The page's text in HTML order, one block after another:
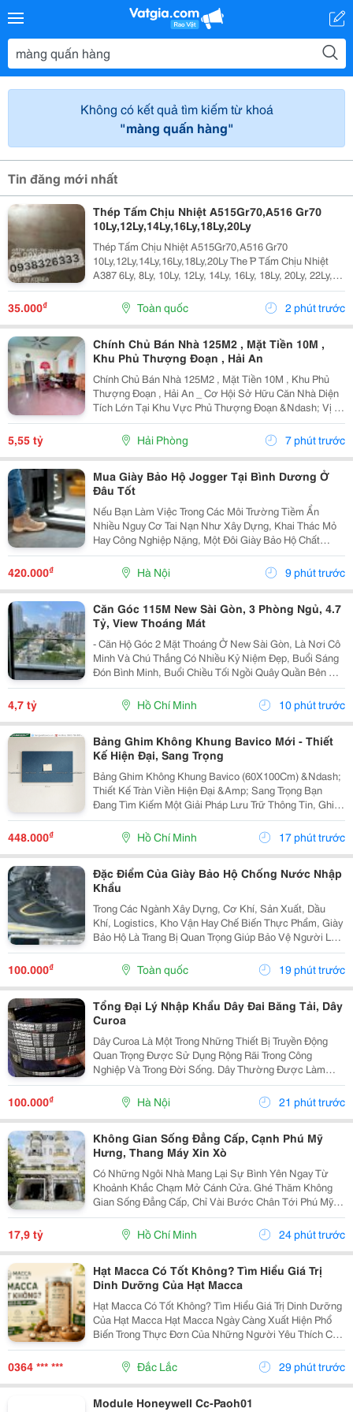
Không có kết quả tìm kiếm từ khoá
"màng quấn hàng"
Tin đăng mới nhất
Thép Tấm Chịu Nhiệt A515Gr70,A516 Gr70
10Ly,12Ly,14Ly,16Ly,18Ly,20Ly
Thép Tấm Chịu Nhiệt A515Gr70,A516 Gr70
10Ly,12Ly,14Ly,16Ly,18Ly,20Ly The ́P Tấm Chịu Nhiệt
A387 6Ly, 8Ly, 10Ly, 12Ly, 14Ly, 16Ly, 18Ly, 20Ly, 22Ly,
25Ly, 30Ly, 35Ly Thép Tấm Chịu Nhiệt ,16Mo3,13Crmo
4-5 A515 Gr70 A387 6Ly, 8Ly,...
35.000₫ Toàn quốc 2 phút trước
Chính Chủ Bán Nhà 125M2 , Mặt Tiền 10M ,
Khu Phủ Thượng Đoạn , Hải An
Chính Chủ Bán Nhà 125M2 , Mặt Tiền 10M , Khu Phủ
Thượng Đoạn , Hải An _ Cơ Hội Sở Hữu Căn Nhà Diện
Tích Lớn Tại Khu Vực Phủ Thượng Đoạn &Ndash; Vị Trí
Đẹp, Ngõ Rộng, Ô Tô Chỉ Cách Nhà Vài Bước Chân.
Phù Hợp An Cư Hoặc Đầu Tư Lâu Dài. * Thông Tin...
5,55 tỷ Hải Phòng 7 phút trước
Mua Giày Bảo Hộ Jogger Tại Bình Dương Ở
Đâu Tốt
Nếu Bạn Làm Việc Trong Các Môi Trường Tiềm Ẩn
Nhiều Nguy Cơ Tai Nạn Như Xây Dựng, Khai Thác Mỏ
Hay Công Nghiệp Nặng, Một Đôi Giày Bảo Hộ Chất
Lượng Là Trang Bị Không Thể Thiếu Để Bảo Vệ Đôi
Chân. Safety Jogger Là Thương Hiệu Giày Bảo Hộ Nổi
Tiếng Với...
420.000₫ Hà Nội 9 phút trước
Căn Góc 115M New Sài Gòn, 3 Phòng Ngủ, 4.7
Tỷ, View Thoáng Mát
- Căn Hộ Góc 2 Mặt Thoáng Ở New Sài Gòn, Là Nơi Cô
Minh Và Chú Thắng Có Nhiều Kỷ Niệm Đẹp, Buổi Sáng
Đón Bình Minh, Buổi Chiều Tối Ngồi Quây Quần Bên Gia
Đình. Nay Chuẩn Bị Sang Ở Căn Biệt Thự Nên Đành
Gửi Gắm Căn Hộ Này Lại Với Giá 4.7 Tỷ - Căn Hộ...
4,7 tỷ Hồ Chí Minh 10 phút trước
Bảng Ghim Không Khung Bavico Mới - Thiết
Kế Hiện Đại, Sang Trọng
Bảng Ghim Không Khung Bavico (60X100Cm) &Ndash;
Thiết Kế Tràn Viền Hiện Đại &Amp; Sang Trọng Bạn
Đang Tìm Kiếm Một Giải Pháp Lưu Trữ Thông Tin, Ghi
Chú Công Việc Vừa Tiện Lợi Vừa Nâng Tầm Thẩm Mỹ
Cho Không Gian Sống Và Làm Việc? Bảng Ghim
Không...
448.000₫ Hồ Chí Minh 17 phút trước
Đặc Điểm Của Giày Bảo Hộ Chống Nước Nhập
Khẩu
Trong Các Ngành Xây Dựng, Cơ Khí, Sản Xuất, Dầu
Khí, Logistics, Kho Vận Hay Chế Biến Thực Phẩm, Giày
Bảo Hộ Là Trang Bị Quan Trọng Giúp Bảo Vệ Người Lao
Động Trước Những Nguy Cơ Tiềm Ẩn Trong Môi Trường
Làm Việc. Đối Với Những Công Việc Thường Xuyên...
100.000₫ Toàn quốc 19 phút trước
Tổng Đại Lý Nhập Khẩu Dây Đai Băng Tải, Dây
Curoa
Dây Curoa Là Một Trong Những Thiết Bị Truyền Động
Quan Trọng Được Sử Dụng Rộng Rãi Trong Công
Nghiệp Và Trong Đời Sống. Dây Thường Được Làm
Bằng Cao Su Tổng Hợp Có Nguồn Gốc Từ Dầu Mỏ, Bên
Trong Có Hoặc Không Có Lõi Thép. Dây Curoa Truyền
Động...
100.000₫ Hà Nội 21 phút trước
Không Gian Sống Đẳng Cấp, Cạnh Phú Mỹ
Hưng, Thang Máy Xin Xò
Có Những Ngôi Nhà Mang Lại Sự Bình Yên Ngay Từ
Khoảnh Khắc Chạm Mở Cánh Cửa. Ghé Thăm Không
Gian Sống Đẳng Cấp, Chỉ Vài Bước Chân Tới Phú Mỹ
Hưng: - Vị Trí: Kdc Tân Mỹ, Đường Rộng 20M Thông
Thoáng - Diện Tích: 5 &Times; 18M &Bull; 1 Trệt 3 Lầu...
17,9 tỷ Hồ Chí Minh 24 phút trước
Hạt Macca Có Tốt Không? Tìm Hiểu Giá Trị
Dinh Dưỡng Của Hạt Macca
Hạt Macca Có Tốt Không? Tìm Hiểu Giá Trị Dinh Dưỡng
Của Hạt Macca Hạt Macca Ngày Càng Xuất Hiện Phổ
Biến Trong Thực Đơn Của Những Người Yêu Thích Các
Loại Hạt Dinh Dưỡng. Với Vị Béo Nhẹ, Thơm Bùi Và
Cách Sử Dụng Đơn Giản, Macca Có Thể Trở Thành
0364 *** *** Đắc Lắc 29 phút trước
Module Honeywell Cc-Paoh01